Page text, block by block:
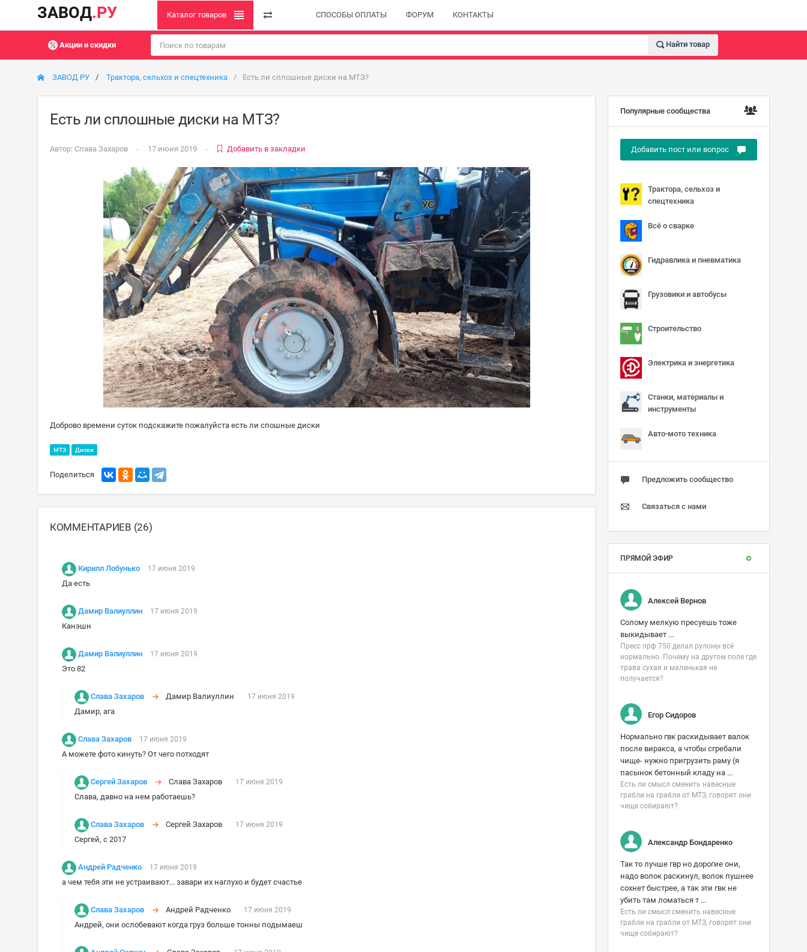
ЗАВОД.РУ Каталог товаров СПОСОБЫ ОПЛАТЫ ФОРУМ КОНТАКТЫ
Акции и скидки Найти товар
ЗАВОД РУ Трактора, сельхоз и спецтехника Есть ли сплошные диски на МТЗ?
Есть ли сплошные диски на МТЗ?
Автор: Слава Захаров 17 июня 2019 Добавить в закладки
Доброво времени суток подскажите пожалуйста есть ли спошные диски
МТЗ Диски
Поделиться
КОММЕНТАРИЕВ (26)
Кирилл Лобунько 17 июня 2019
Да есть
Дамир Валиуллин 17 июня 2019
Канэшн
Дамир Валиуллин 17 июня 2019
Это 82
Слава Захаров Дамир Валиуллин 17 июня 2019
Дамир, ага
Слава Захаров 17 июня 2019
А можете фото кинуть? От чего потходят
Сергей Захаров Слава Захаров 17 июня 2019
Слава, давно на нем работаешь?
Слава Захаров Сергей Захаров 17 июня 2019
Сергей, с 2017
Андрей Радченко 17 июня 2019
а чем тебя эти не устраивают... завари их наглухо и будет счастье
Слава Захаров Андрей Радченко 17 июня 2019
Андрей, они ослобевают когда груз больше тонны подымаеш
Популярные сообщества
Добавить пост или вопрос
Трактора, сельхоз и
спецтехника
Всё о сварке
Гидравлика и пневматика
Грузовики и автобусы
Строительство
Электрика и энергетика
Станки, материалы и
инструменты
Авто-мото техника
Предложить сообщество
Связаться с нами
ПРЯМОЙ ЭФИР
Алексей Вернов
Солому мелкую пресуешь тоже
выкидывает ...
Пресс прф 750 делал рулоны всë
нормально. Почему на другом поле где
трава сухая и маленькая не
получается?
Егор Сидоров
Нормально гвк раскидывает валок
после виракса, а чтобы сгребали
чище- нужно пригрузить раму (я
пасынок бетонный кладу на ...
Есть ли смысл сменить навесные
грабли на грабли от МТЗ, говорят они
чище собирают?
Александр Бондаренко
Так то лучше гвр но дорогие они,
надо волок раскинул, волок пушнее
сохнет быстрее, а так эти гвк не
убить там ломаться т ...
Есть ли смысл сменить навесные
грабли на грабли от МТЗ, говорят они
чище собирают?